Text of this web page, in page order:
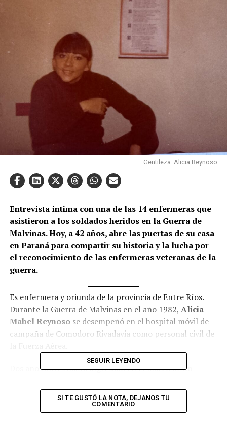
Gentileza: Alicia Reynoso
Entrevista íntima con una de las 14 enfermeras que
asistieron a los soldados heridos en la Guerra de
Malvinas. Hoy, a 42 años, abre las puertas de su casa
en Paraná para compartir su historia y la lucha por
el reconocimiento de las enfermeras veteranas de la
guerra.
Es enfermera y oriunda de la provincia de Entre Ríos.
Durante la Guerra de Malvinas en el año 1982, Alicia
Mabel Reynosose desempeñó en el hospital móvil de
campaña de Comodoro Rivadavia como personal civil de
Dos años antes había ingresado en el marco de un
mujeres; y en 1982 ya había obtenido el grado de Cabo
Principal. Ella fue una de las enfermeras que tenían
SEGUIR LEYENDO
SI TE GUSTÓ LA NOTA, DEJANOS TU
COMENTARIO